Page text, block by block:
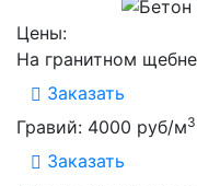
Цены:
На гранитном
Заказать
Гравий: 4000 руб/м3
Заказать